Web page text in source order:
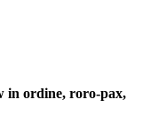
in ordine, roro-pax,